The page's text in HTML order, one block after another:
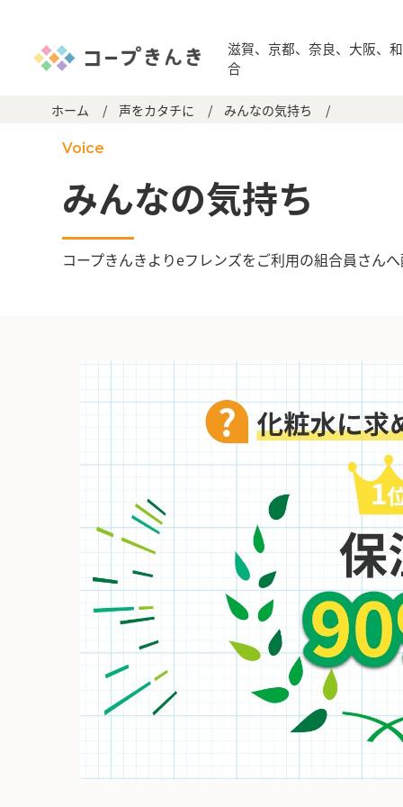
滋賀、京都、奈良、大阪、
合
ホーム / 声をカタチに / みんなの気持ち /
Voice
みんなの気持ち
コープきんきよりeフレンズをご利用の組合員さん